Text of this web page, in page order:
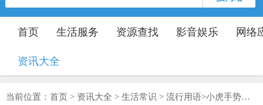
首页 生活服务 资源查找 影音娱乐 网络
资讯大全
当前位置： 首页 > 资讯大全 > 生活常识 > 流行用语>小虎手势舞是什么意思